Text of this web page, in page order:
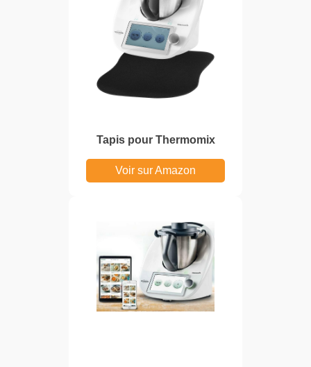
Tapis pour Thermomix
Voir sur Amazon